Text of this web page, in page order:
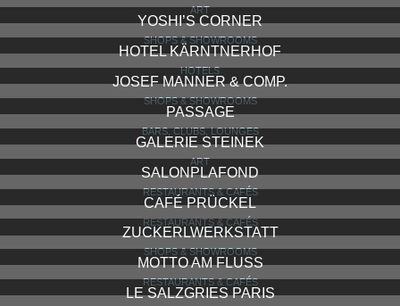
ART
YOSHI’S CORNER
SHOPS & SHOWROOMS
HOTEL KÄRNTNERHOF
HOTELS
JOSEF MANNER & COMP.
SHOPS & SHOWROOMS
PASSAGE
BARS, CLUBS, LOUNGES
GALERIE STEINEK
ART
SALONPLAFOND
RESTAURANTS & CAFÉS
CAFÉ PRÜCKEL
RESTAURANTS & CAFÉS
ZUCKERLWERKSTATT
SHOPS & SHOWROOMS
MOTTO AM FLUSS
RESTAURANTS & CAFÉS
LE SALZGRIES PARIS